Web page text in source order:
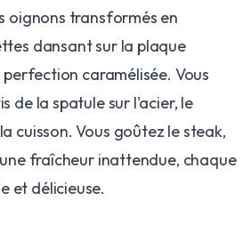
oignons transformés en
dansant sur la plaque
caramélisée. Vous
de la spatule sur l'acier, le
cuisson. Vous goûtez le steak,
fraîcheur inattendue, chaque
et délicieuse.